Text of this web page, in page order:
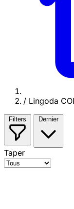
/ Lingoda
Filters Dernier
Taper